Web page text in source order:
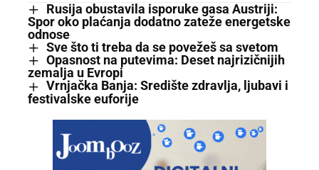
Rusija obustavila isporuke gasa Austriji:
Spor oko plaćanja dodatno zateže energetske
odnose
Sve što ti treba da se povežeš sa svetom
Opasnost na putevima: Deset najrizičnijih
zemalja u Evropi
Vrnjačka Banja: Središte zdravlja, ljubavi i
festivalske euforije